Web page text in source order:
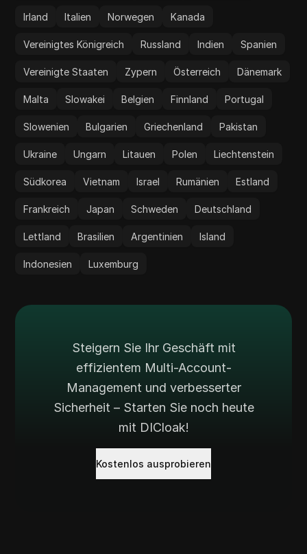
Irland Italien Norwegen Kanada
Vereinigtes Königreich Russland Indien Spanien
Vereinigte Staaten Zypern Österreich Dänemark
Malta Slowakei Belgien Finnland Portugal
Slowenien Bulgarien Griechenland Pakistan
Ukraine Ungarn Litauen Polen Liechtenstein
Südkorea Vietnam Israel Rumänien Estland
Frankreich Japan Schweden Deutschland
Lettland Brasilien Argentinien Island
Indonesien Luxemburg
Steigern Sie Ihr Geschäft mit
effizientem Multi-Account-
Management und verbesserter
Sicherheit – Starten Sie noch heute
mit DICloak!
Kostenlos ausprobieren